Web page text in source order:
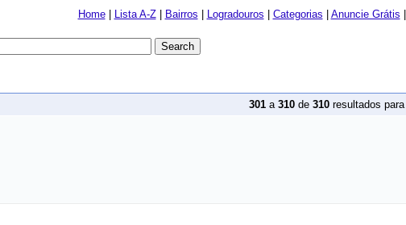
Home| Lista A-Z| Bairros Logradouros Categorias Anuncie Grátis
301a 310de 310resultados para